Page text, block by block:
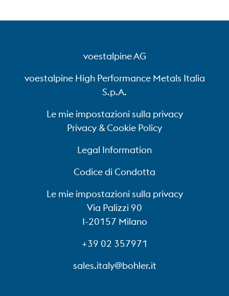
voestalpine AG
voestalpine High Performance Metals Italia
S.p.A.
Le mie impostazioni sulla privacy
Privacy & Cookie Policy
Legal Information
Codice di Condotta
Le mie impostazioni sulla privacy
Via Palizzi 90
I-20157 Milano
+39 02 357971
sales.italy@bohler.it